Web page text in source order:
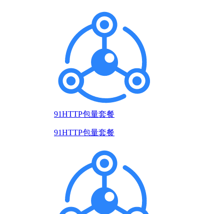
91HTTP包量套餐
91HTTP包量套餐